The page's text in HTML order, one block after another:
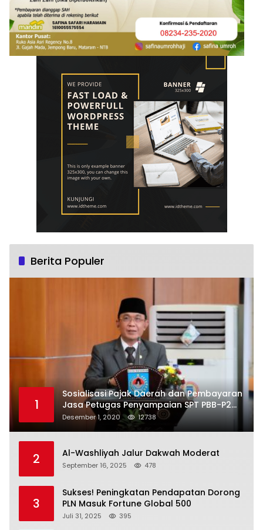
Berita Populer
1
Sosialisasi Pajak Daerah dan Pembayaran
Jasa Petugas Penyampaian SPT PBB-P2
Kota Mataram
Desember 1, 2020 12738
2 Al-Washliyah Jalur Dakwah Moderat
September 16, 2025 478
3
Sukses! Peningkatan Pendapatan Dorong
PLN Masuk Fortune Global 500
Juli 31, 2025 395